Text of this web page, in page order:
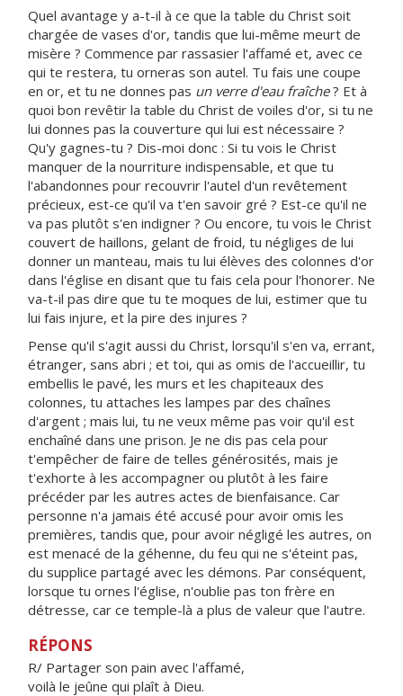
Quel avantage y a-t-il à ce que la table du Christ soit
chargée de vases d'or, tandis que lui-même meurt de
misère ? Commence par rassasier l'affamé et, avec ce
qui te restera, tu orneras son autel. Tu fais une coupe
en or, et tu ne donnes pas un verre d'eau fraîche? Et à
quoi bon revêtir la table du Christ de voiles d'or, si tu ne
lui donnes pas la couverture qui lui est nécessaire ?
Qu'y gagnes-tu ? Dis-moi donc : Si tu vois le Christ
manquer de la nourriture indispensable, et que tu
l'abandonnes pour recouvrir l'autel d'un revêtement
précieux, est-ce qu'il va t'en savoir gré ? Est-ce qu'il ne
va pas plutôt s'en indigner ? Ou encore, tu vois le Christ
couvert de haillons, gelant de froid, tu négliges de lui
donner un manteau, mais tu lui élèves des colonnes d'or
dans l'église en disant que tu fais cela pour l'honorer. Ne
va-t-il pas dire que tu te moques de lui, estimer que tu
lui fais injure, et la pire des injures ?
Pense qu'il s'agit aussi du Christ, lorsqu'il s'en va, errant,
étranger, sans abri ; et toi, qui as omis de l'accueillir, tu
embellis le pavé, les murs et les chapiteaux des
colonnes, tu attaches les lampes par des chaînes
d'argent ; mais lui, tu ne veux même pas voir qu'il est
enchaîné dans une prison. Je ne dis pas cela pour
t'empêcher de faire de telles générosités, mais je
t'exhorte à les accompagner ou plutôt à les faire
précéder par les autres actes de bienfaisance. Car
personne n'a jamais été accusé pour avoir omis les
premières, tandis que, pour avoir négligé les autres, on
est menacé de la géhenne, du feu qui ne s'éteint pas,
du supplice partagé avec les démons. Par conséquent,
lorsque tu ornes l'église, n'oublie pas ton frère en
détresse, car ce temple-là a plus de valeur que l'autre.
RÉPONS
R/ Partager son pain avec l'affamé,
voilà le jeûne qui plaît à Dieu.